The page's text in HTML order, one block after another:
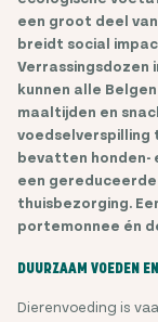
een groot deel
breidt social
Verrassingsdozen
kunnen alle
maaltijden en
voedselverspilling
bevatten honden-
een
thuisbezorging.
portemonnee én
DUURZAAM VOEDEN
Dierenvoeding is